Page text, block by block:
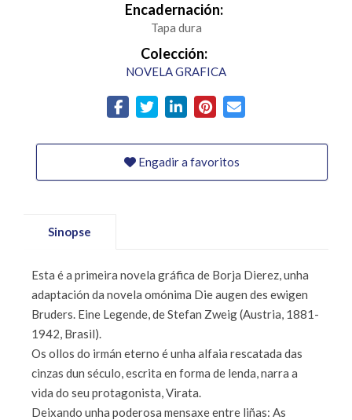
Encadernación:
Tapa dura
Colección:
NOVELA GRAFICA
Engadir a favoritos
Sinopse
Esta é a primeira novela gráfica de Borja Dierez, unha
adaptación da novela omónima Die augen des ewigen
Bruders. Eine Legende, de Stefan Zweig (Austria, 1881-
1942, Brasil).
Os ollos do irmán eterno é unha alfaia rescatada das
cinzas dun século, escrita en forma de lenda, narra a
vida do seu protagonista, Virata.
Deixando unha poderosa mensaxe entre liñas: As